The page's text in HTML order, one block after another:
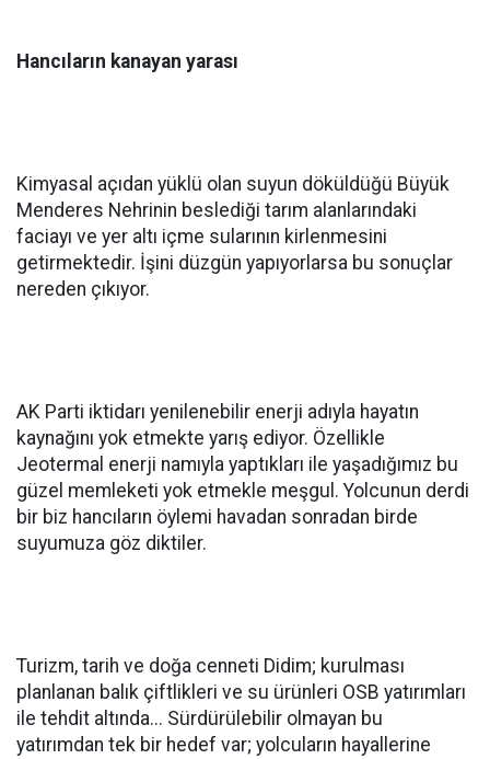
Hancıların kanayan yarası
Kimyasal açıdan yüklü olan suyun döküldüğü Büyük
Menderes Nehrinin beslediği tarım alanlarındaki
faciayı ve yer altı içme sularının kirlenmesini
getirmektedir. İşini düzgün yapıyorlarsa bu sonuçlar
nereden çıkıyor.
AK Parti iktidarı yenilenebilir enerji adıyla hayatın
kaynağını yok etmekte yarış ediyor. Özellikle
Jeotermal enerji namıyla yaptıkları ile yaşadığımız bu
güzel memleketi yok etmekle meşgul. Yolcunun derdi
bir biz hancıların öylemi havadan sonradan birde
suyumuza göz diktiler.
Turizm, tarih ve doğa cenneti Didim; kurulması
planlanan balık çiftlikleri ve su ürünleri OSB yatırımları
ile tehdit altında... Sürdürülebilir olmayan bu
yatırımdan tek bir hedef var; yolcuların hayallerine